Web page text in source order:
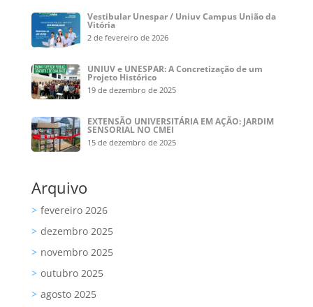
Vestibular Unespar / Uniuv Campus União da
Vitória
2 de fevereiro de 2026
UNIUV e UNESPAR: A Concretização de um
Projeto Histórico
19 de dezembro de 2025
EXTENSÃO UNIVERSITÁRIA EM AÇÃO: JARDIM
SENSORIAL NO CMEI
15 de dezembro de 2025
Arquivo
fevereiro 2026
dezembro 2025
novembro 2025
outubro 2025
agosto 2025